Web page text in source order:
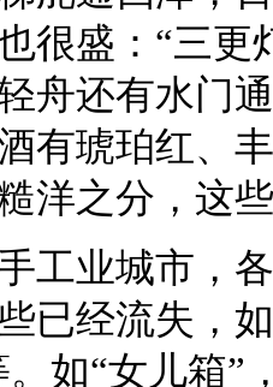
很盛：“三
舟还有水门
有琥珀红、
洋之分，这
业城市，各
已经流失，
。如“女儿箱